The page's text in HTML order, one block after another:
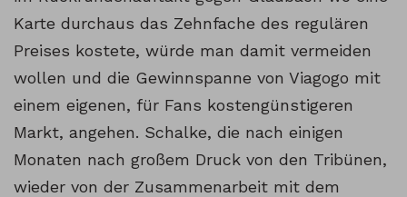
Karte durchaus das Zehnfache des regulären
Preises kostete, würde man damit vermeiden
wollen und die Gewinnspanne von Viagogo mit
einem eigenen, für Fans kostengünstigeren
Markt, angehen. Schalke, die nach einigen
Monaten nach großem Druck von den Tribünen,
wieder von der Zusammenarbeit mit dem